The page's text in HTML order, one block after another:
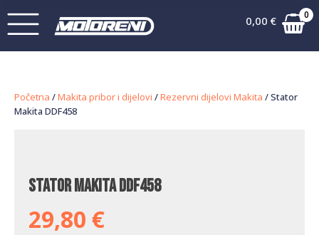
0,00 € 0
Početna /Makita pribor i dijelovi /Rezervni dijelovi Makita / Stator
Makita DDF458
Stator Makita DDF458
29,80 €